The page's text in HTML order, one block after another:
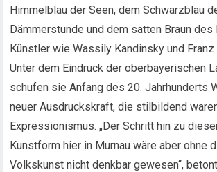
Himmelblau der Seen, dem Schwarzblau
Dämmerstunde und dem satten Braun
Künstler wie Wassily Kandinsky und
Unter dem Eindruck der oberbayerischen
schufen sie Anfang des 20. Jahrhunderts
neuer Ausdruckskraft, die stilbildend
Expressionismus. „Der Schritt hin zu
Kunstform hier in Murnau wäre aber ohne
Volkskunst nicht denkbar gewesen“,